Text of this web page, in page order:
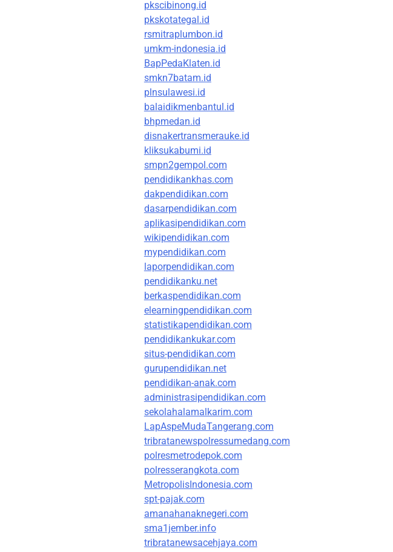
pkscibinong.id
pkskotategal.id
rsmitraplumbon.id
umkm-indonesia.id
BapPedaKlaten.id
smkn7batam.id
plnsulawesi.id
balaidikmenbantul.id
bhpmedan.id
disnakertransmerauke.id
kliksukabumi.id
smpn2gempol.com
pendidikankhas.com
dakpendidikan.com
dasarpendidikan.com
aplikasipendidikan.com
wikipendidikan.com
mypendidikan.com
laporpendidikan.com
pendidikanku.net
berkaspendidikan.com
elearningpendidikan.com
statistikapendidikan.com
pendidikankukar.com
situs-pendidikan.com
gurupendidikan.net
pendidikan-anak.com
administrasipendidikan.com
sekolahalamalkarim.com
LapAspeMudaTangerang.com
tribratanewspolressumedang.com
polresmetrodepok.com
polresserangkota.com
MetropolisIndonesia.com
spt-pajak.com
amanahanaknegeri.com
sma1jember.info
tribratanewsacehjaya.com